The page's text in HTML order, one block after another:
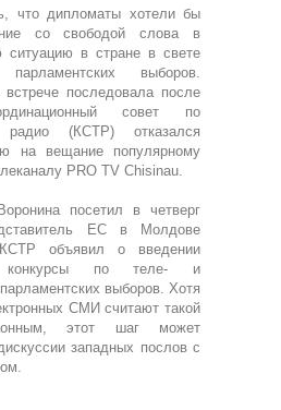
что дипломаты хотели бы
со свободой слова в
в стране в свете
парламентских выборов.
последовала после
совет по
(КСТР) отказался
на вещание популярному
PRO TV Chisinau.
посетил в четверг
ЕС в Молдове
объявил о введении
конкурсы по теле- и
выборов. Хотя
СМИ считают такой
этот шаг может
западных послов с